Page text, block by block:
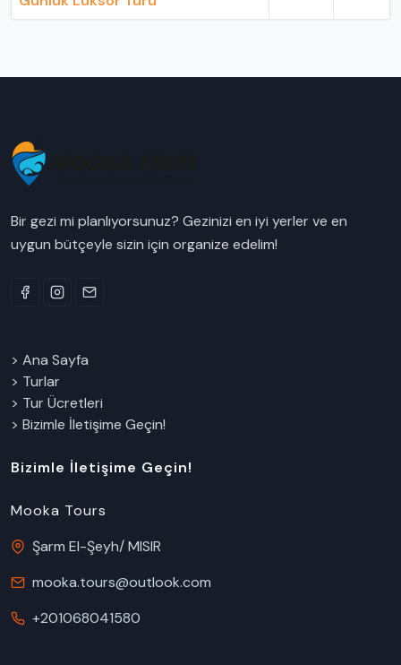
Bir gezi mi planlıyorsunuz? Gezinizi en iyi yerler ve en
uygun bütçeyle sizin için organize edelim!
> Ana Sayfa
> Turlar
> Tur Ücretleri
> Bizimle İletişime Geçin!
Bizimle İletişime Geçin!
Mooka Tours
Şarm El-Şeyh/ MISIR
mooka.tours@outlook.com
+201068041580